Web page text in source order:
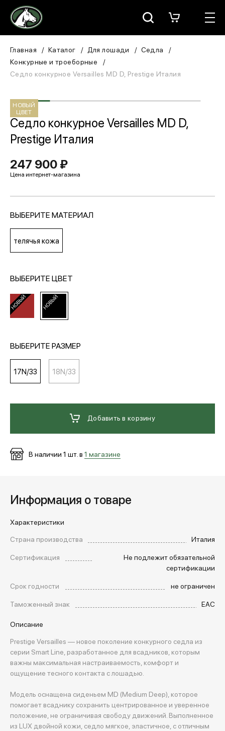
Москва
Для всадника
В конюшню
ЗООТОВАРЫ
Для собаки
МЕДИА
ОПЛАТА И ДОСТАВКА
Главная Каталог Для лошади
Седла
Конкурные и троеборные
Седло конкурное Versailles MD D, Prestige Италия
НОВЫЙ
ЦВЕТ
Седло конкурное Versailles MD D,
Prestige Италия
247 900 ₽
ВЫБЕРИТЕ МАТЕРИАЛ
телячья кожа
ВЫБЕРИТЕ ЦВЕТ
ВЫБЕРИТЕ РАЗМЕР
17N/33 18N/33
Добавить в корзину
В наличии 1 шт. в 1 магазине
Информация о товаре
Характеристики
Страна производства
Италия
Сертификация
Не подлежит обязательной
сертификации
Срок годности
не ограничен
Таможенный знак
EAC
Описание
Prestige Versailles — новое поколение конкурного седла из
серии Smart Line, разработанное для всадников, которым
важны максимальная настраиваемость, комфорт и
ощущение тесного контакта с лошадью.
Модель оснащена сиденьем MD (Medium Deep), которое
помогает всаднику сохранить центрированное и уверенное
положение, не ограничивая свободу движений. Выполненное
из LUX двойной кожи, седло мягкое, эластичное, с отличным